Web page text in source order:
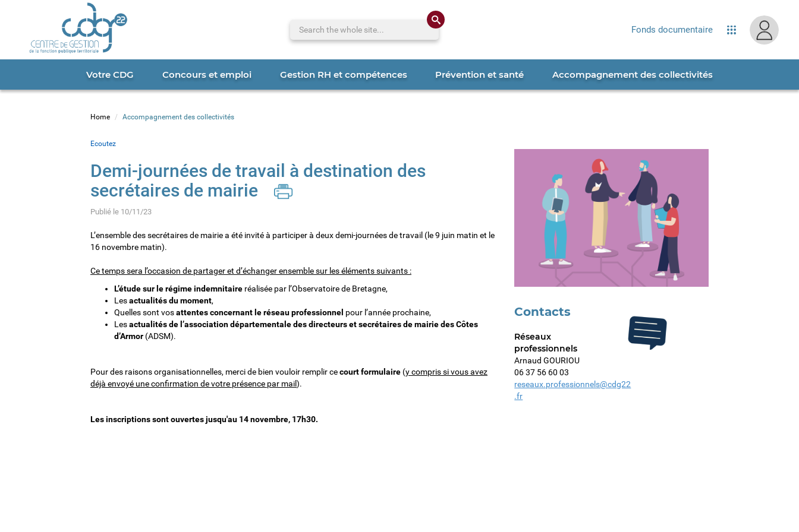
CDG
Search the whole site... Fonds documentaire Applications
Votre CDG Concours et emploi Gestion RH et compétences Prévention et santé Accompagnement des collectivités
Home Accompagnement des collectivités
Ecoutez
Demi-journées de travail à destination des
secrétaires de mairie
Publié le 10/11/23
L’ensemble des secrétaires de mairie a été invité à participer à deux demi-journées de travail (le 9 juin matin et le
16 novembre matin).
Ce temps sera l’occasion de partager et d’échanger ensemble sur les éléments suivants :
L’étude sur le régime indemnitaire réalisée par l’Observatoire de Bretagne,
Lesactualités du moment,
Quelles sont vosattentes concernant le réseau professionnel pour l’année prochaine,
Lesactualités de l’association départementale des directeurs et secrétaires de mairie des Côtes
d’Armor (ADSM).
Pour des raisons organisationnelles, merci de bien vouloir remplir cecourt formulaire (y compris si vous avez
déjà envoyé une confirmation de votre présence par mail).
Les inscriptions sont ouvertes jusqu'au 14 novembre, 17h30.
Contacts
Réseaux
professionnels
Arnaud GOURIOU
06 37 56 60 03
reseaux.professionnels@cdg22
.fr
Cookies management panel